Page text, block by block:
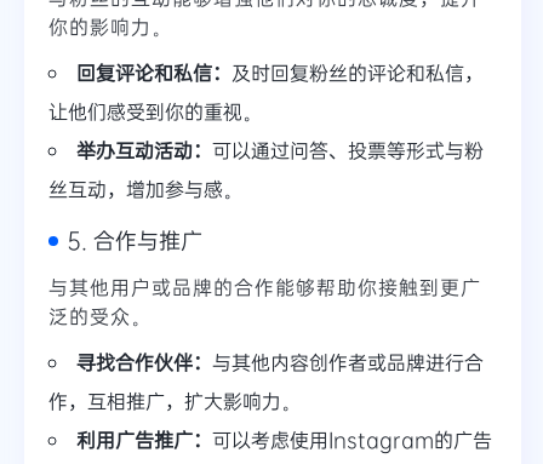
你的影响力。
回复评论和私信： 及时回复粉丝的评论和私信，
让他们感受到你的重视。
举办互动活动： 可以通过问答、投票等形式与粉
丝互动，增加参与感。
5. 合作与推广
与其他用户或品牌的合作能够帮助你接触到更广
泛的受众。
寻找合作伙伴： 与其他内容创作者或品牌进行合
作，互相推广，扩大影响力。
利用广告推广： 可以考虑使用Instagram的广告